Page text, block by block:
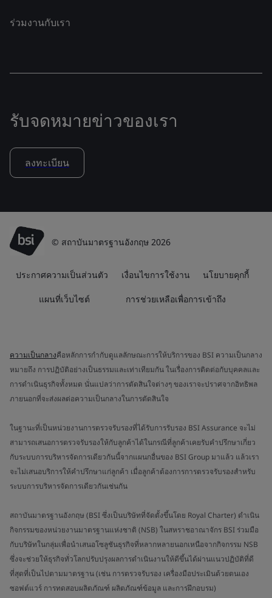
ร่วมงานกับเรา
รับจดหมายข่าวของเรา
ลงทะเบียน
© สถาบันมาตรฐานอังกฤษ 2026
ประกาศความเป็นส่วนตัว เงื่อนไขการใช้งาน นโยบายคุกกี้
แผนที่เว็บไซต์ การช่วยเหลือเพื่อการเข้าถึง
ความเป็นกลางคือหลักการกำกับดูแลลักษณะการให้บริการของ BSI ความเป็นกลาง
หมายถึง การปฏิบัติอย่างเป็นธรรมและเท่าเทียมกัน ในเรื่องการติดต่อกับบุคคลและ
การดำเนินธุรกิจทั้งหมด นั่นแปลว่าการตัดสินใจต่างๆ ของเราจะปราศจากอิทธิพล
ภายนอกที่จะส่งผลต่อความเป็นกลางในการตัดสินใจ
ในฐานะที่เป็นหน่วยงานการตรวจรับรองที่ได้รับการรับรอง BSI Assurance จะไม่
สามารถเสนอการตรวจรับรองให้กับลูกค้าได้ในกรณีที่ลูกค้าเคยรับคำปรึกษาเกี่ยว
กับระบบการบริหารจัดการเดียวกันนี้จากแผนกอื่นของ BSI Group มาแล้ว แล้วเรา
จะไม่เสนอบริการให้คำปรึกษาแก่ลูกค้า เมื่อลูกค้าต้องการการตรวจรับรองสำหรับ
ระบบการบริหารจัดการเดียวกันเช่นกัน
สถาบันมาตรฐานอังกฤษ (BSI ซึ่งเป็นบริษัทที่จัดตั้งขึ้นโดย Royal Charter) ดำเนิน
กิจกรรมของหน่วยงานมาตรฐานแห่งชาติ (NSB) ในสหราชอาณาจักร BSI ร่วมมือ
กับบริษัทในกลุ่มเพื่อนำเสนอโซลูชันธุรกิจที่หลากหลายนอกเหนือจากกิจกรรม NSB
ซึ่งจะช่วยให้ธุรกิจทั่วโลกปรับปรุงผลการดำเนินงานให้ดีขึ้นได้ผ่านแนวปฏิบัติที่ดี
ที่สุดที่เป็นไปตามมาตรฐาน (เช่น การตรวจรับรอง เครื่องมือประเมินด้วยตนเอง
ซอฟต์แวร์ การทดสอบผลิตภัณฑ์ ผลิตภัณฑ์ข้อมูล และการฝึกอบรม)